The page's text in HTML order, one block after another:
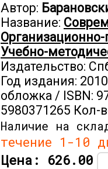
Автор:
Название:
Учебно-
Издательство:
Год издания:
обложка / ISBN:
5980371265 Кол-
Наличие на
течение 1-10
Цена: 626.00